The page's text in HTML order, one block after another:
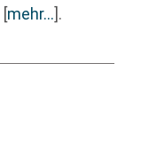
[mehr…].